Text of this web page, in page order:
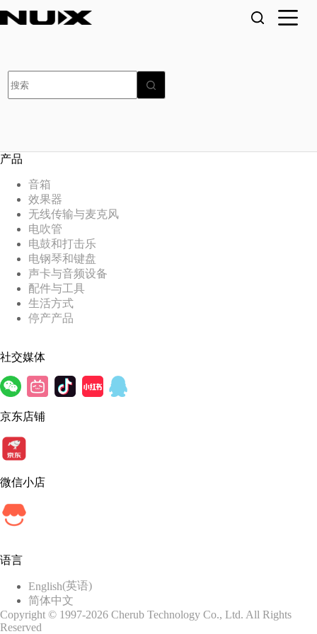
至
结
产品
音箱
效果器
无线传输与麦克风
电吹管
电鼓和打击乐
电钢琴和键盘
声卡与音频设备
配件与工具
生活方式
停产产品
社交媒体
京东店铺
微信小店
语言
English(英语)
简体中文
Copyright © 1997-2026 Cherub Technology Co., Ltd. All Rights
Reserved